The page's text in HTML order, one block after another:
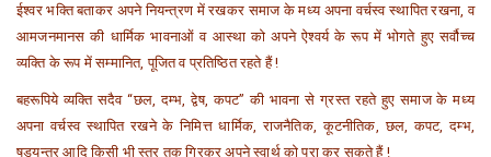
ईश्वर भक्ति बताकर अपने नियन्त्रण में रखकर समाज के मध्य अपना वर्चस्व स्थापित रखना, व
आमजनमानस की धार्मिक भावनाओं व आस्था को अपने ऐश्वर्य के रूप में भोगते हुए सर्वौच्च
व्यक्ति के रूप में सम्मानित, पूजित व प्रतिष्ठित रहते हैं !
बहरूपिये व्यक्ति सदैव “छल, दम्भ, द्वेष, कपट” की भावना से ग्रस्त रहते हुए समाज के मध्य
अपना वर्चस्व स्थापित रखने के निमित्त धार्मिक, राजनैतिक, कूटनीतिक, छल, कपट, दम्भ,
षड़यन्त्र आदि किसी भी स्तर तक गिरकर अपने स्वार्थ को पूरा कर सकते हैं !